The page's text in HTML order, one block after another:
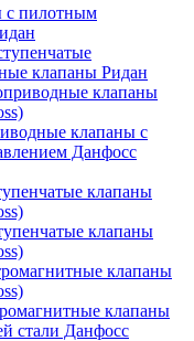
пилотным
клапаны Ридан
клапаны
клапаны с
Данфосс
клапаны
клапаны
клапаны
клапаны
стали Данфосс